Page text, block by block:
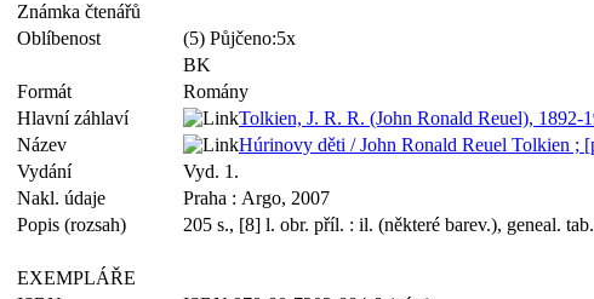
Známka čtenářů
Oblíbenost
(5) Půjčeno:5x
BK
Formát
Romány
Hlavní záhlaví
Tolkien, J. R. R. (John Ronald Reuel), 1892-
Název
Húrinovy děti / John Ronald Reuel Tolkien ;
Vydání
Vyd. 1.
Nakl. údaje
Praha : Argo, 2007
Popis (rozsah)
205 s., [8] l. obr. příl. : il. (některé barev.), geneal.
EXEMPLÁŘE